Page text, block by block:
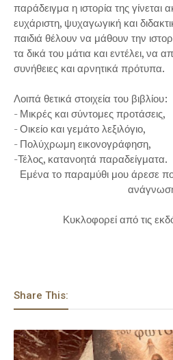
παράδειγμα η ιστορία της γίνεται
ευχάριστη, ψυχαγωγική και
παιδιά θέλουν να μάθουν την
τα δικά του μάτια και εντέλει, να
συνήθειες και αρνητικά πρότυπα.
Λοιπά θετικά στοιχεία του βιβλίου:
- Μικρές και σύντομες προτάσεις,
- Οικείο και γεμάτο λεξιλόγιο,
- Πολύχρωμη εικονογράφηση,
-Τέλος, κατανοητά παραδείγματα.
Εμένα το παραμύθι μου άρεσε
Κυκλοφορεί από τις
Share This: